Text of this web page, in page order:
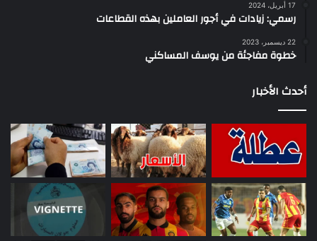
17 أبريل، 2024
رسمي: زيادات في أجور العاملين بهذه القطاعات
22 ديسمبر، 2023
خطوة مفاجئة من يوسف المساكني
أحدث الأخبار